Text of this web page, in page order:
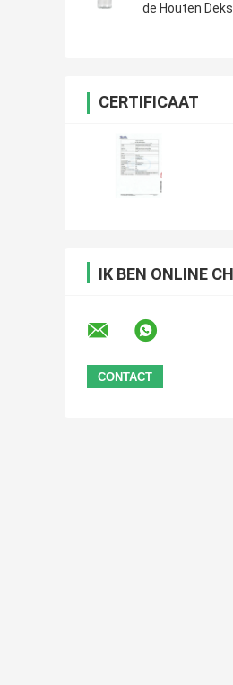
de Houten
CERTIFICAAT
IK BEN ONLINE